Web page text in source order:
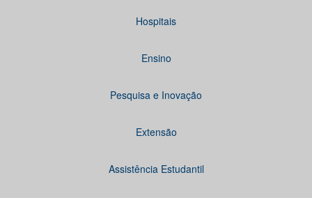
Hospitais
Ensino
Pesquisa e Inovação
Extensão
Assistência Estudantil